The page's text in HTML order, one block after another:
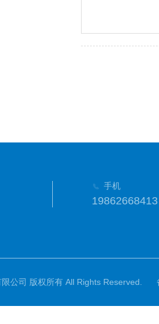
手机
19862668413
公司 版权所有 All Rights Reserved.